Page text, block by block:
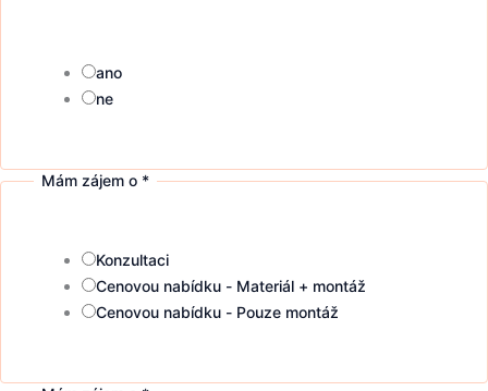
ano
ne
Mám zájem o *
Konzultaci
Cenovou nabídku - Materiál + montáž
Cenovou nabídku - Pouze montáž